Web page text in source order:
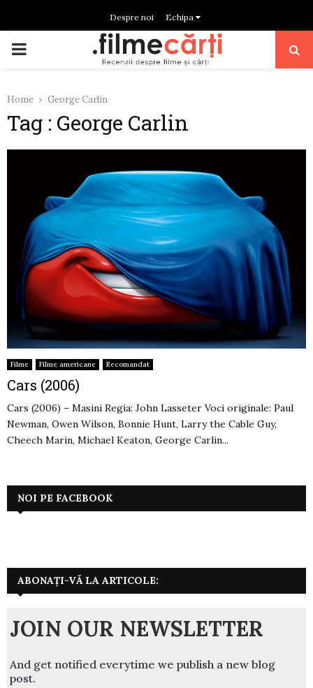
Despre noi Echipa
PRIMARY
Home George Carlin
Tag : George Carlin
Filme Filme americane Recomandat
Cars (2006)
Cars (2006) – Masini Regia: John Lasseter Voci originale: Paul
Newman, Owen Wilson, Bonnie Hunt, Larry the Cable Guy,
Cheech Marin, Michael Keaton, George Carlin...
NOI PE FACEBOOK
ABONAȚI-VĂ LA ARTICOLE:
JOIN OUR NEWSLETTER
And get notified everytime we publish a new blog
post.